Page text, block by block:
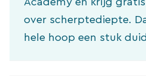
over scherptediepte.
hele hoop een stuk